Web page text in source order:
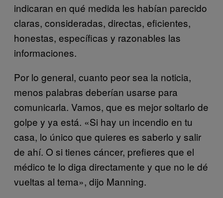
indicaran en qué medida les habían parecido
claras, consideradas, directas, eficientes,
honestas, específicas y razonables las
informaciones.
Por lo general, cuanto peor sea la noticia,
menos palabras deberían usarse para
comunicarla. Vamos, que es mejor soltarlo de
golpe y ya está. «Si hay un incendio en tu
casa, lo único que quieres es saberlo y salir
de ahí. O si tienes cáncer, prefieres que el
médico te lo diga directamente y que no le dé
vueltas al tema», dijo Manning.